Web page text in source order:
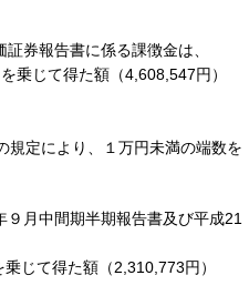
券報告書に係る課徴金は、
乗じて得た額（4,608,547円）
規定により、１万円未満の端数を
月中間期半期報告書及び平成21
じて得た額（2,310,773円）